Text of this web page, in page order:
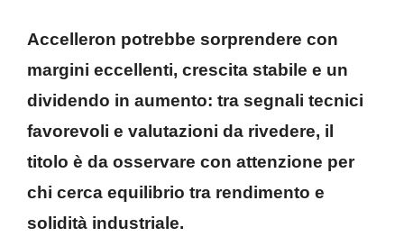
Accelleron potrebbe sorprendere con
margini eccellenti, crescita stabile e un
dividendo in aumento: tra segnali tecnici
favorevoli e valutazioni da rivedere, il
titolo è da osservare con attenzione per
chi cerca equilibrio tra rendimento e
solidità industriale.